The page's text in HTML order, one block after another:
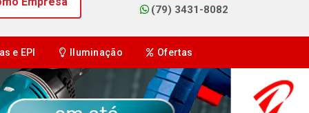
(79) 3431-8082
e EPI Iluminação Ofertas